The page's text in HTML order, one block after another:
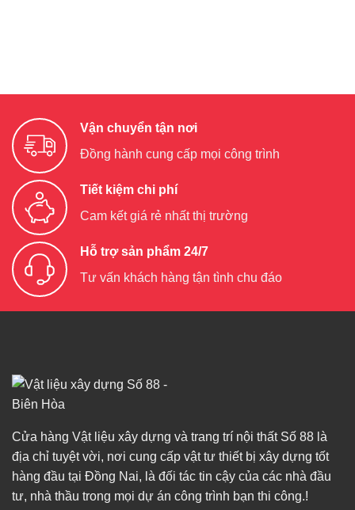
Vận chuyển tận nơi
Đồng hành cung cấp mọi công trình
Tiết kiệm chi phí
Cam kết giá rẻ nhất thị trường
Hỗ trợ sản phẩm 24/7
Tư vấn khách hàng tận tình chu đáo
Cửa hàng Vật liệu xây dựng và trang trí nội thất Số 88 là
địa chỉ tuyệt vời, nơi cung cấp vật tư thiết bị xây dựng tốt
hàng đầu tại Đồng Nai, là đối tác tin cậy của các nhà đầu
tư, nhà thầu trong mọi dự án công trình bạn thi công.!